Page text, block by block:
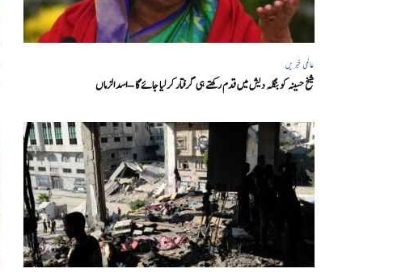
عالمی خبریں
شیخ حسینہ کو بنگلہ دیش میں قدم رکھتے ہی گرفتار کر لیا جائے گا – اسد الزماں